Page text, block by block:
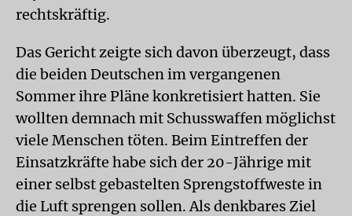
rechtskräftig.
Das Gericht zeigte sich davon überzeugt, dass
die beiden Deutschen im vergangenen
Sommer ihre Pläne konkretisiert hatten. Sie
wollten demnach mit Schusswaffen möglichst
viele Menschen töten. Beim Eintreffen der
Einsatzkräfte habe sich der 20-Jährige mit
einer selbst gebastelten Sprengstoffweste in
die Luft sprengen sollen. Als denkbares Ziel